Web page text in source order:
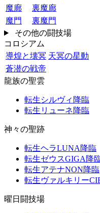
魔廊
裏魔廊
魔門
裏魔門
その他の闘技場
コロシアム
導煌と壊冥 天冥の星動
蒼潜の戦帝
龍族の聖雲
転生シルヴィ降臨
転生リューネ降臨
神々の聖跡
転生ヘラLUNA降臨
転生ゼウスGIGA降
転生アテナNON降臨
転生ヴァルキリー
曜日闘技場